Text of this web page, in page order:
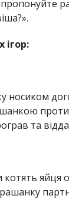
ігор:
носиком
та
котять